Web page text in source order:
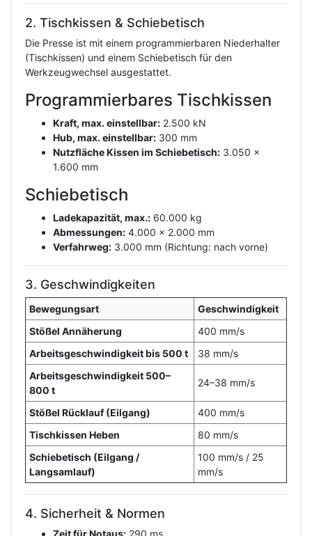
2. Tischkissen & Schiebetisch
Die Presse ist mit einem programmierbaren Niederhalter
(Tischkissen) und einem Schiebetisch für den
Werkzeugwechsel ausgestattet.
Programmierbares Tischkissen
Kraft, max. einstellbar: 2.500 kN
Hub, max. einstellbar: 300 mm
Nutzfläche Kissen im Schiebetisch: 3.050 x
1.600 mm
Schiebetisch
Ladekapazität, max.: 60.000 kg
Abmessungen: 4.000 x 2.000 mm
Verfahrweg: 3.000 mm (Richtung: nach vorne)
3. Geschwindigkeiten
Bewegungsart
Geschwindigkeit
Stößel Annäherung
400 mm/s
Arbeitsgeschwindigkeit bis 500 t
38 mm/s
Arbeitsgeschwindigkeit 500–
800 t
24–38 mm/s
Stößel Rücklauf (Eilgang)
400 mm/s
Tischkissen Heben
80 mm/s
Schiebetisch (Eilgang /
Langsamlauf)
100 mm/s / 25
mm/s
4. Sicherheit & Normen